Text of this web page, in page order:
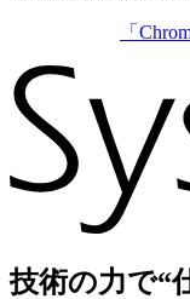
「
技術の力で“